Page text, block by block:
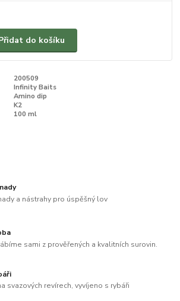
do košíku
200509
Infinity Baits
Amino dip
K2
100 ml
a nástrahy pro úspěšný lov
sami z prověřených a kvalitních surovin.
svazových revírech, vyvíjeno s rybáři